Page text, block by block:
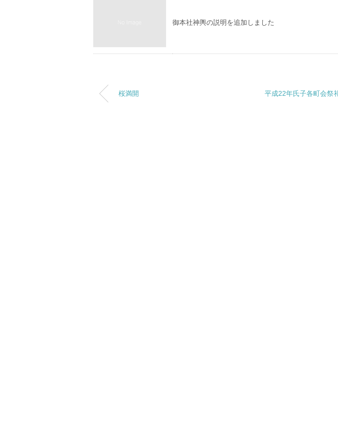
御本社神輿の説明を追加しました
桜満開
平成22年氏子各町会祭